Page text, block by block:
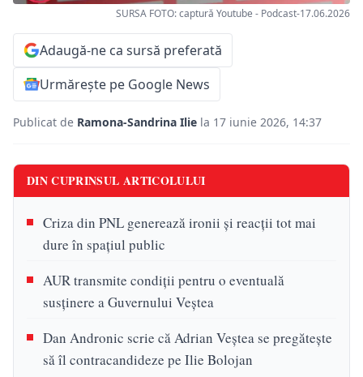
SURSA FOTO: captură Youtube - Podcast-17.06.2026
Adaugă-ne ca sursă preferată
Urmărește pe Google News
Publicat de Ramona-Sandrina Ilie la 17 iunie 2026, 14:37
DIN CUPRINSUL ARTICOLULUI
Criza din PNL generează ironii și reacții tot mai
dure în spațiul public
AUR transmite condiții pentru o eventuală
susținere a Guvernului Veștea
Dan Andronic scrie că Adrian Veștea se pregătește
să îl contracandideze pe Ilie Bolojan